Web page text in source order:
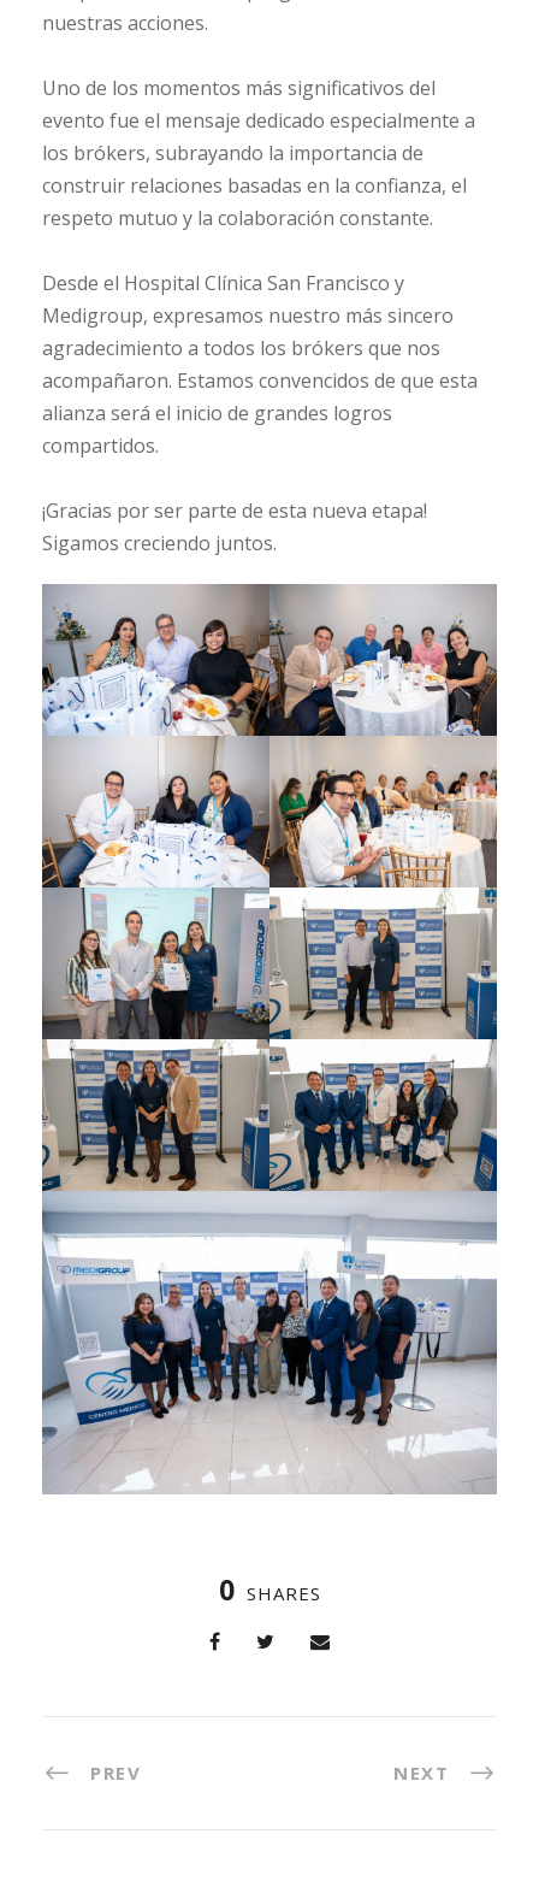
nuestras acciones.
Uno de los momentos más significativos del
evento fue el mensaje dedicado especialmente a
los brókers, subrayando la importancia de
construir relaciones basadas en la confianza, el
respeto mutuo y la colaboración constante.
Desde el Hospital Clínica San Francisco y
Medigroup, expresamos nuestro más sincero
agradecimiento a todos los brókers que nos
acompañaron. Estamos convencidos de que esta
alianza será el inicio de grandes logros
compartidos.
¡Gracias por ser parte de esta nueva etapa!
Sigamos creciendo juntos.
0 SHARES
PREV NEXT